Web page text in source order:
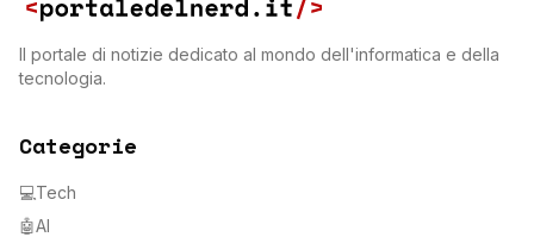
Il portale di notizie dedicato al mondo dell'informatica e della
tecnologia.
Categorie
💻Tech
🤖AI